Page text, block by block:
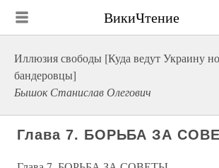
ВикиЧтение
Иллюзия свободы [Куда ведут Украину
бандеровцы]
Бышок Станислав Олегович
Глава 7. БОРЬБА ЗА